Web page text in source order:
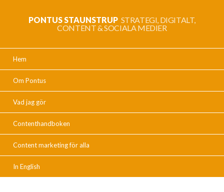
PONTUS STAUNSTRUP STRATEGI, DIGITALT,
CONTENT & SOCIALA MEDIER
Hem
Om Pontus
Vad jag gör
Contenthandboken
Content marketing för alla
In English